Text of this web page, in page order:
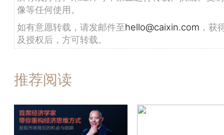
像等任何使用。
如有意愿转载，请发邮件至hello@caixin.com ，获
及授权后，方可转载。
推荐阅读